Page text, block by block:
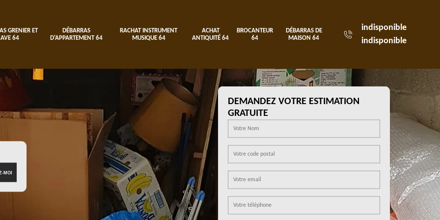
GRENIER ET
64
DÉBARRAS
D'APPARTEMENT 64
RACHAT INSTRUMENT
MUSIQUE 64
ACHAT
ANTIQUITÉ 64
BROCANTEUR
64
DÉBARRAS DE
MAISON 64
indisponible
indisponible
DEMANDEZ VOTRE ESTIMATION
GRATUITE